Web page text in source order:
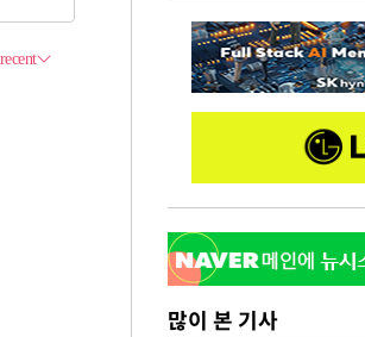
많이 본 기사